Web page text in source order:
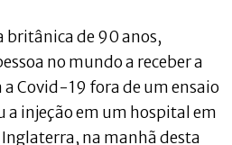
britânica de 90 anos,
no mundo a receber a
Covid-19 fora de um ensaio
a injeção em um hospital em
na manhã desta